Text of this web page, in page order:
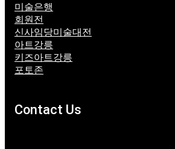
미술은행
회원전
신사임당미술대전
아트강릉
키즈아트강릉
포토존
Contact Us